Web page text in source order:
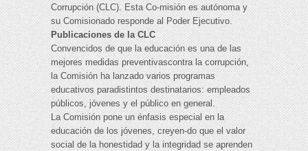
Corrupción (CLC). Esta Co-misión es autónoma y
su Comisionado responde al Poder Ejecutivo.
Publicaciones de la CLC
Convencidos de que la educación es una de las
mejores medidas preventivascontra la corrupción,
la Comisión ha lanzado varios programas
educativos paradistintos destinatarios: empleados
públicos, jóvenes y el público en general.
La Comisión pone un énfasis especial en la
educación de los jóvenes, creyen-do que el valor
social de la honestidad y la integridad se aprenden